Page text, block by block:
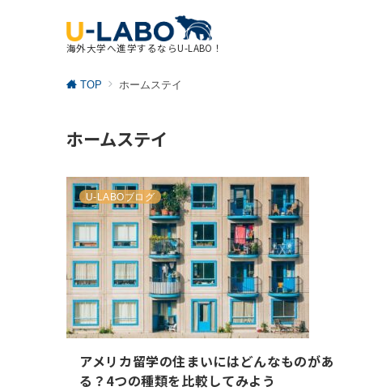
海外大学へ進学するならU-LABO！
TOP ホームステイ
ホームステイ
U-LABOブログ
アメリカ留学の住まいにはどんなものがあ
る？4つの種類を比較してみよう
無料カウンセリング
予約はこちら
U-LABOのプログラムについてもっと知りたい・カウンセラー
に質問したい方はこちらからご予約ください。